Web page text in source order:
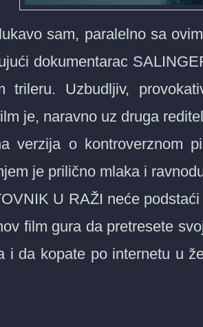
sam, paralelno sa
dokumentarac
trileru. Uzbudljiv,
je, naravno uz druga
verzija o kontroverznom
je prilično mlaka i
U RAŽI neće
film gura da pretresete
i da kopate po internetu u